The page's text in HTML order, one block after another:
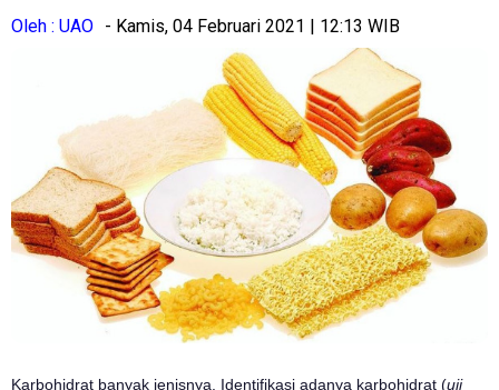
Oleh : UAO - Kamis, 04 Februari 2021 | 12:13 WIB
Karbohidrat banyak jenisnya. Identifikasi adanya karbohidrat (uji